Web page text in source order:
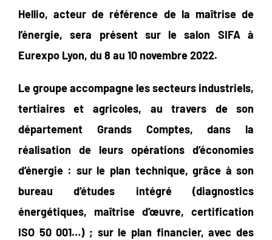
Hellio, acteur de référence de la maîtrise de
l’énergie, sera présent sur le salon SIFA à
Eurexpo Lyon, du 8 au 10 novembre 2022.
Le groupe accompagne les secteurs industriels,
tertiaires et agricoles, au travers de son
département Grands Comptes, dans la
réalisation de leurs opérations d’économies
d’énergie : sur le plan technique, grâce à son
bureau d’études intégré (diagnostics
énergétiques, maîtrise d’œuvre, certification
ISO 50 001…) ; sur le plan financier, avec des